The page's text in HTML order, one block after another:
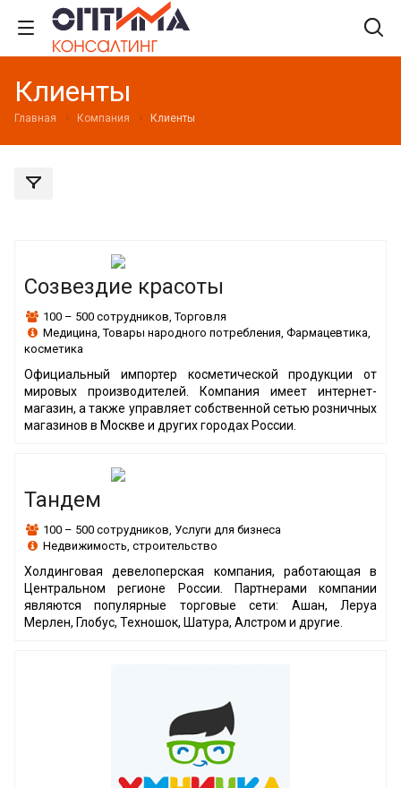
Клиенты
Главная Компания Клиенты
Созвездие красоты
100 – 500 сотрудников ,Торговля
Медицина ,Товары народного потребления Фармацевтика,
косметика
Официальный импортер косметической продукции от
мировых производителей. Компания имеет интернет-
магазин, а также управляет собственной сетью розничных
магазинов в Москве и других городах России.
Тандем
100 – 500 сотрудников Услуги для бизнеса
Недвижимость, строительство
Холдинговая девелоперская компания, работающая в
Центральном регионе России. Партнерами компании
являются популярные торговые сети: Ашан, Леруа
Мерлен, Глобус, Техношок, Шатура, Алстром и другие.